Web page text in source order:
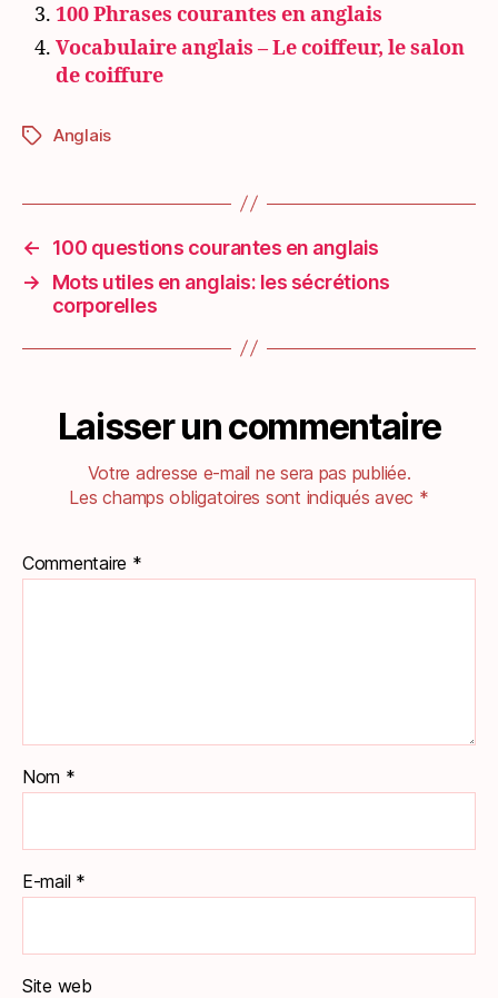
100 Phrases courantes en anglais
Vocabulaire anglais – Le coiffeur, le salon
de coiffure
Étiquettes
Anglais
←
100 questions courantes en anglais
→
Mots utiles en anglais: les sécrétions
corporelles
Laisser un commentaire
Votre adresse e-mail ne sera pas publiée.
Les champs obligatoires sont indiqués avec *
Commentaire *
Nom *
E-mail *
Site web